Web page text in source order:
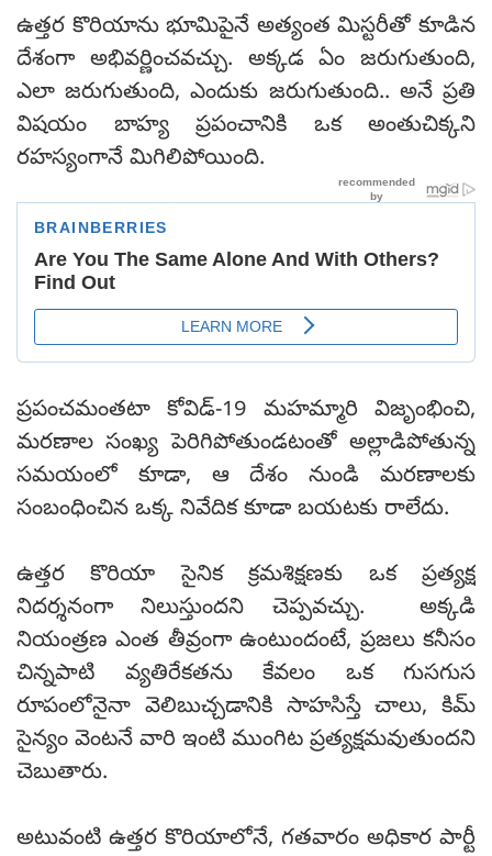
ఉత్తర కొరియాను భూమిపైనే అత్యంత మిస్టరీతో కూడిన
దేశంగా అభివర్ణించవచ్చు. అక్కడ ఏం జరుగుతుంది,
ఎలా జరుగుతుంది, ఎందుకు జరుగుతుంది.. అనే ప్రతి
విషయం బాహ్య ప్రపంచానికి ఒక అంతుచిక్కని
రహస్యంగానే మిగిలిపోయింది.
ప్రపంచమంతటా కోవిడ్-19 మహమ్మారి విజృంభించి,
మరణాల సంఖ్య పెరిగిపోతుండటంతో అల్లాడిపోతున్న
సమయంలో కూడా, ఆ దేశం నుండి మరణాలకు
సంబంధించిన ఒక్క నివేదిక కూడా బయటకు రాలేదు.
ఉత్తర కొరియా సైనిక క్రమశిక్షణకు ఒక ప్రత్యక్ష
నిదర్శనంగా నిలుస్తుందని చెప్పవచ్చు. అక్కడి
నియంత్రణ ఎంత తీవ్రంగా ఉంటుందంటే, ప్రజలు కనీసం
చిన్నపాటి వ్యతిరేకతను కేవలం ఒక గుసగుస
రూపంలోనైనా వెలిబుచ్చడానికి సాహసిస్తే చాలు, కిమ్
సైన్యం వెంటనే వారి ఇంటి ముంగిట ప్రత్యక్షమవుతుందని
చెబుతారు.
అటువంటి ఉత్తర కొరియాలోనే, గతవారం అధికార పార్టీ